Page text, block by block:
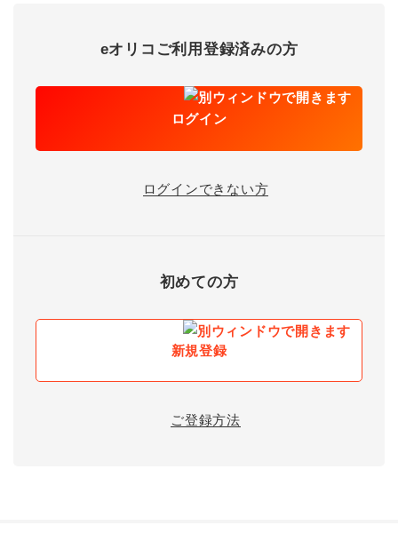
eオリコご利用登録済みの方
ログイン
ログインできない方
初めての方
新規登録
ご登録方法